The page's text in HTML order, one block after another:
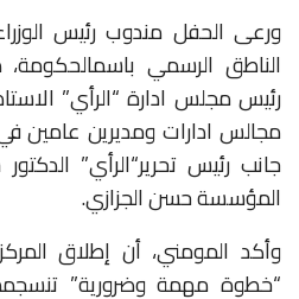
ورعى الحفل مندوب رئيس
الناطق الرسمي باسمالحكومة،
رئيس مجلس ادارة “الرأي”
مجالس ادارات ومديرين
جانبرئيس تحرير“الرأي” الدكتور
المؤسسةحسنالجزازي.
وأكد المومني، أن إطلاق المركز
“خطوة مهمة وضرورية” تنسجم